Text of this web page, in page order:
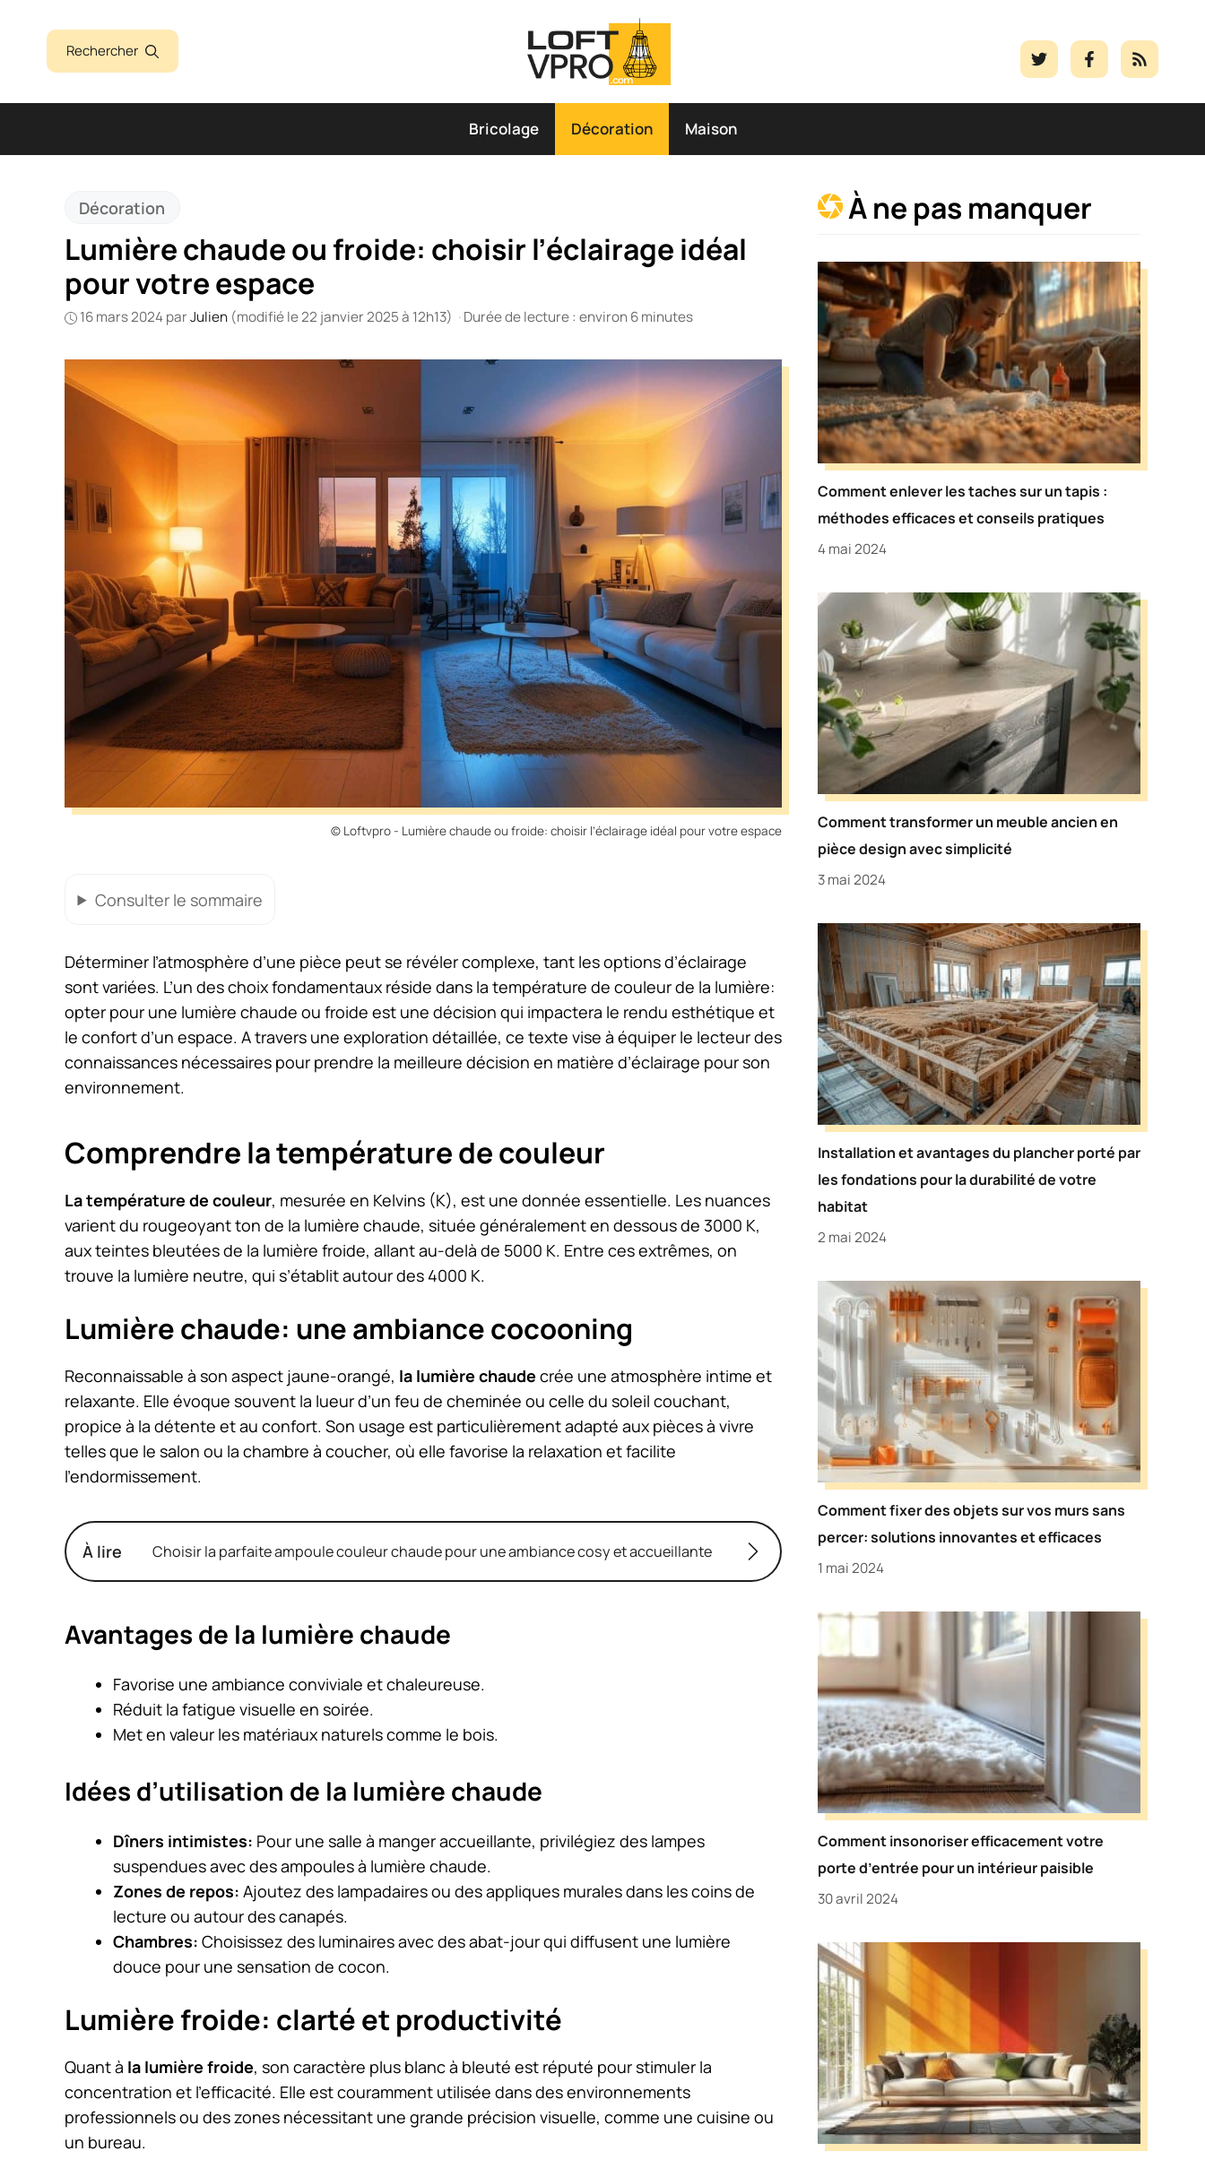
contenu
Rechercher
Bricolage Décoration Maison
Décoration
Lumière chaude ou froide: choisir l’éclairage idéal
pour votre espace
16 mars 2024parJulien (modifié le 22 janvier 2025 à 12h13) ·Durée de lecture : environ 6 minutes
© Loftvpro - Lumière chaude ou froide: choisir l’éclairage idéal pour votre espace
Consulter le sommaire
Déterminer l’atmosphère d’une pièce peut se révéler complexe, tant les options d’éclairage
sont variées. L’un des choix fondamentaux réside dans la température de couleur de la lumière:
opter pour une lumière chaude ou froide est une décision qui impactera le rendu esthétique et
le confort d’un espace. A travers une exploration détaillée, ce texte vise à équiper le lecteur des
connaissances nécessaires pour prendre la meilleure décision en matière d’éclairage pour son
environnement.
Comprendre la température de couleur
La température de couleur, mesurée en Kelvins (K), est une donnée essentielle. Les nuances
varient du rougeoyant ton de la lumière chaude, située généralement en dessous de 3000 K,
aux teintes bleutées de la lumière froide, allant au-delà de 5000 K. Entre ces extrêmes, on
trouve la lumière neutre, qui s’établit autour des 4000 K.
Lumière chaude: une ambiance cocooning
Reconnaissable à son aspect jaune-orangé, la lumière chaude crée une atmosphère intime et
relaxante. Elle évoque souvent la lueur d’un feu de cheminée ou celle du soleil couchant,
propice à la détente et au confort. Son usage est particulièrement adapté aux pièces à vivre
telles que le salon ou la chambre à coucher, où elle favorise la relaxation et facilite
l’endormissement.
À lire Choisir la parfaite ampoule couleur chaude pour une ambiance cosy et accueillante
Avantages de la lumière chaude
Favorise une ambiance conviviale et chaleureuse.
Réduit la fatigue visuelle en soirée.
Met en valeur les matériaux naturels comme le bois.
Idées d’utilisation de la lumière chaude
Dîners intimistes: Pour une salle à manger accueillante, privilégiez des lampes
suspendues avec des ampoules à lumière chaude.
Zones de repos: Ajoutez des lampadaires ou des appliques murales dans les coins de
lecture ou autour des canapés.
Chambres: Choisissez des luminaires avec des abat-jour qui diffusent une lumière
douce pour une sensation de cocon.
Lumière froide: clarté et productivité
Quant à la lumière froide, son caractère plus blanc à bleuté est réputé pour stimuler la
concentration et l’efficacité. Elle est couramment utilisée dans des environnements
professionnels ou des zones nécessitant une grande précision visuelle, comme une cuisine ou
un bureau.
À ne pas manquer
Comment enlever les taches sur un tapis :
méthodes efficaces et conseils pratiques
4 mai 2024
Comment transformer un meuble ancien en
pièce design avec simplicité
3 mai 2024
Installation et avantages du plancher porté par
les fondations pour la durabilité de votre
habitat
2 mai 2024
Comment fixer des objets sur vos murs sans
percer: solutions innovantes et efficaces
1 mai 2024
Comment insonoriser efficacement votre
porte d’entrée pour un intérieur paisible
30 avril 2024